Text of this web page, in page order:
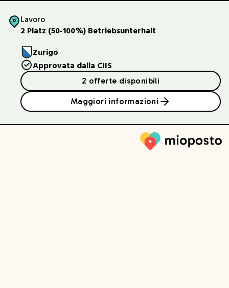
Lavoro
2 Platz (50-100%) Betriebsunterhalt
Zurigo
Approvata dalla CIIS
2 offerte disponibili
Maggiori informazioni